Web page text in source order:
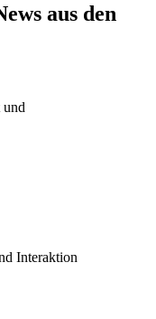
aus den
und
Interaktion